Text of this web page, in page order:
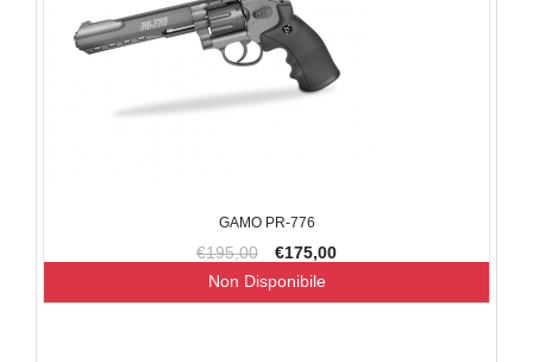
GAMO PR-776
€195,00 €175,00
Non Disponibile